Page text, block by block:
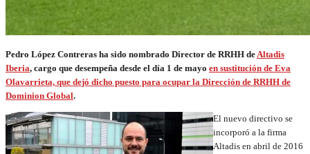
Pedro López Contreras ha sido nombrado Director de RRHH deAltadis
Iberia, cargo que desempeña desde el día 1 de mayo en sustitución de Eva
Olavarrieta, que dejó dicho puesto para ocupar la Dirección de RRHH de
Dominion Global.
El nuevo directivo se
incorporó a la firma
Altadis en abril de 2016